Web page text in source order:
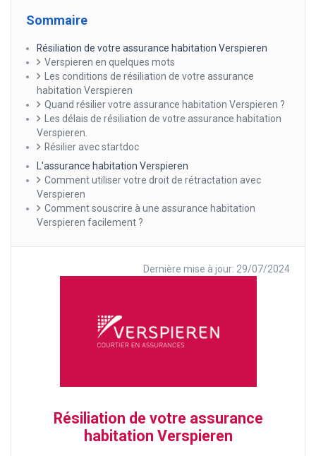
Sommaire
Résiliation de votre assurance habitation Verspieren
Verspieren en quelques mots
Les conditions de résiliation de votre assurance
habitation Verspieren
Quand résilier votre assurance habitation Verspieren ?
Les délais de résiliation de votre assurance habitation
Verspieren.
Résilier avec startdoc
L'assurance habitation Verspieren
Comment utiliser votre droit de rétractation avec
Verspieren
Comment souscrire à une assurance habitation
Verspieren facilement ?
Dernière mise à jour: 29/07/2024
Résiliation de votre assurance
habitation Verspieren